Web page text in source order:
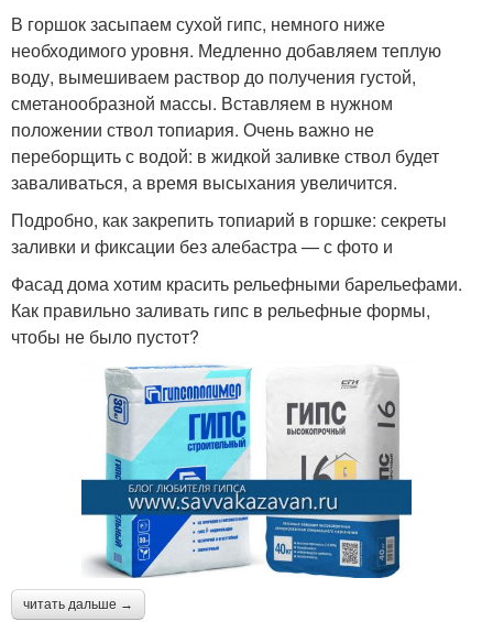
В горшок засыпаем сухой гипс, немного ниже
необходимого уровня. Медленно добавляем теплую
воду, вымешиваем раствор до получения густой,
сметанообразной массы. Вставляем в нужном
положении ствол топиария. Очень важно не
переборщить с водой: в жидкой заливке ствол будет
заваливаться, а время высыхания увеличится.
Подробно, как закрепить топиарий в горшке: секреты
заливки и фиксации без алебастра — с фото и
Фасад дома хотим красить рельефными барельефами.
Как правильно заливать гипс в рельефные формы,
чтобы не было пустот?
читать дальше →